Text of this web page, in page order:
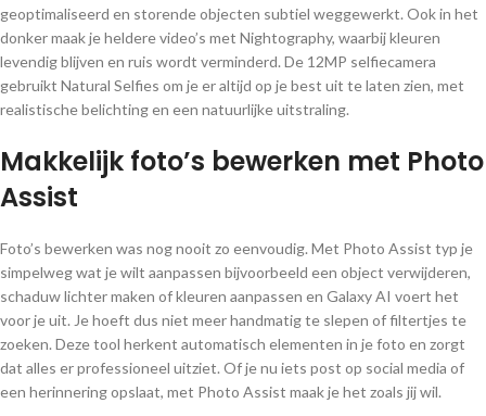
geoptimaliseerd en storende objecten subtiel weggewerkt. Ook in het
donker maak je heldere video’s met Nightography, waarbij kleuren
levendig blijven en ruis wordt verminderd. De 12MP selfiecamera
gebruikt Natural Selfies om je er altijd op je best uit te laten zien, met
realistische belichting en een natuurlijke uitstraling.
Makkelijk foto’s bewerken met Photo
Assist
Foto’s bewerken was nog nooit zo eenvoudig. Met Photo Assist typ je
simpelweg wat je wilt aanpassen bijvoorbeeld een object verwijderen,
schaduw lichter maken of kleuren aanpassen en Galaxy AI voert het
voor je uit. Je hoeft dus niet meer handmatig te slepen of filtertjes te
zoeken. Deze tool herkent automatisch elementen in je foto en zorgt
dat alles er professioneel uitziet. Of je nu iets post op social media of
een herinnering opslaat, met Photo Assist maak je het zoals jij wil.